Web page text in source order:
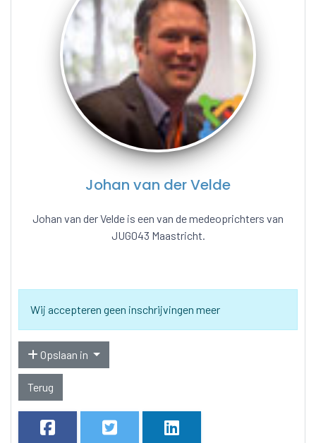
Johan van der Velde
Johan van der Velde is een van de medeoprichters van
JUG043 Maastricht.
Wij accepteren geen inschrijvingen meer
Opslaan in
Terug